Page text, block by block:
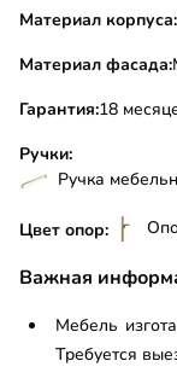
Материал корпуса:
Материал фасада:
Гарантия:18
Ручки:
Ручка
Цвет опор:
Важная
Мебель
Требуется